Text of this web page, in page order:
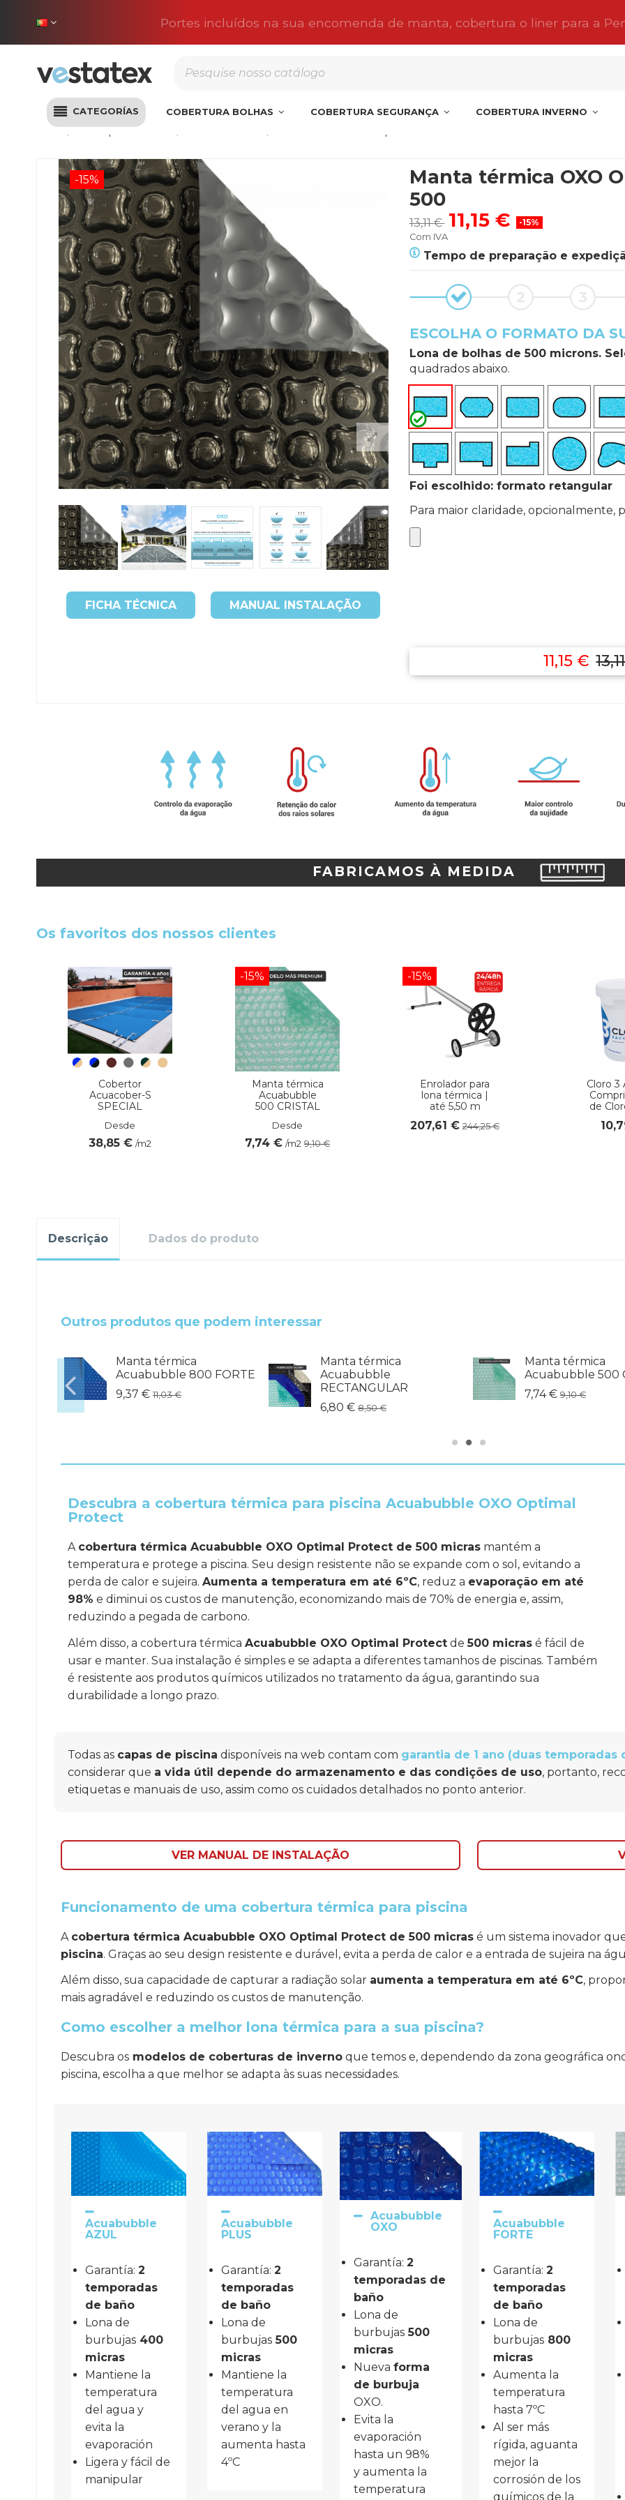
Portes incluídos na sua encomenda de manta, cobertura o liner para a
CATEGORÍAS COBERTURA BOLHAS COBERTURA SEGURANÇA COBERTURA INVERNO
Início Lonas para Piscinas
-15%
FICHA TÉCNICA MANUAL INSTALAÇÃO
Manta térmica OXO
500
13,11 € 11,15 €
-15%
Com IVA
Tempo de preparação e
ESCOLHA O FORMATO DA
Lona de bolhas de 500 microns.
quadrados abaixo.
Foi escolhido: formato retangular
Para maior claridade, opcionalmente,
11,15 €
FABRICAMOS À MEDIDA
Os favoritos dos nossos clientes
Cobertor
Acuacober-S
SPECIAL
Desde
38,85 € /m2
-15%
Manta térmica
Acuabubble
500 CRISTAL
Desde
7,74 € /m2 9,10 €
-15%
Enrolador para
lona térmica |
até 5,50 m
207,61 € 244,25 €
Cloro 3
de
Descrição Dados do produto
Outros produtos que podem interessar
Manta térmica
Acuabubble 800 FORTE
9,37 € 11,03 €
Manta térmica
Acuabubble
RECTANGULAR
6,80 € 8,50 €
Manta térmica
Acuabubble 500
7,74 € 9,10 €
Descubra a cobertura térmica para piscina Acuabubble OXO Optimal
Protect
A cobertura térmica Acuabubble OXO Optimal Protect de 500 micras mantém a
temperatura e protege a piscina. Seu design resistente não se expande com o sol, evitando a
perda de calor e sujeira. Aumenta a temperatura em até 6ºC, reduz a evaporação em até
98% e diminui os custos de manutenção, economizando mais de 70% de energia e, assim,
reduzindo a pegada de carbono.
Além disso, a cobertura térmica Acuabubble OXO Optimal Protect de500 micras é fácil de
usar e manter. Sua instalação é simples e se adapta a diferentes tamanhos de piscinas. Também
é resistente aos produtos químicos utilizados no tratamento da água, garantindo sua
durabilidade a longo prazo.
Todas as capas de piscina disponíveis na web contam com garantia de 1 ano (duas temporadas
considerar que a vida útil depende do armazenamento e das condições de uso, portanto,
etiquetas e manuais de uso, assim como os cuidados detalhados no ponto anterior.
VER MANUAL DE INSTALAÇÃO
Funcionamento de uma cobertura térmica para piscina
A cobertura térmica Acuabubble OXO Optimal Protect de 500 micras é um sistema inovador
piscina. Graças ao seu design resistente e durável, evita a perda de calor e a entrada de sujeira na
Além disso, sua capacidade de capturar a radiação solar aumenta a temperatura em até 6ºC,
mais agradável e reduzindo os custos de manutenção.
Como escolher a melhor lona térmica para a sua piscina?
Descubra os modelos de coberturas de inverno que temos e, dependendo da zona geográfica
piscina, escolha a que melhor se adapta às suas necessidades.
Acuabubble
AZUL
Garantía: 2
temporadas
de baño
Lona de
burbujas 400
micras
Mantiene la
temperatura
del agua y
evita la
evaporación
Ligera y fácil de
manipular
Acuabubble
PLUS
Garantía: 2
temporadas
de baño
Lona de
burbujas 500
micras
Mantiene la
temperatura
del agua en
verano y la
aumenta hasta
4ºC
Acuabubble
OXO
Garantía: 2
temporadas de
baño
Lona de
burbujas 500
micras
Nueva forma
de burbuja
OXO.
Evita la
evaporación
hasta un 98%
y aumenta la
temperatura
Acuabubble
FORTE
Garantía: 2
temporadas
de baño
Lona de
burbujas 800
micras
Aumenta la
temperatura
hasta 7ºC
Al ser más
rígida, aguanta
mejor la
corrosión de los
químicos de la